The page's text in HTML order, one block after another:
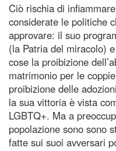
Ciò rischia di
considerate le politiche
approvare: il suo
(la Patria del miracolo)
cose la proibizione
matrimonio per le
proibizione delle
la sua vittoria è vista
LGBTQ+. Ma a
popolazione sono sono
fatte sui suoi avversari